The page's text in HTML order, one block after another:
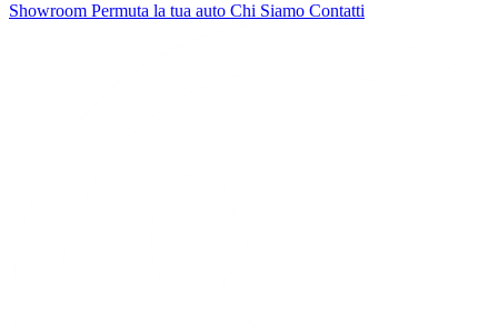
Showroom Permuta la tua auto Chi Siamo Contatti